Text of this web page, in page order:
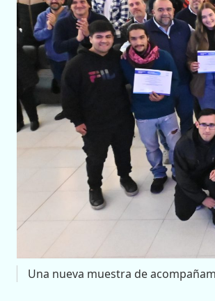
Una nueva muestra de